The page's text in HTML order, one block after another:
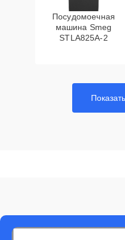
Посудомоечная
машина Smeg
STLA825A-2